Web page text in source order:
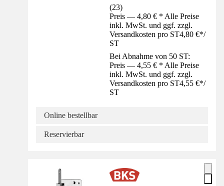
(23)
Preis — 4,80 € * Alle Preise
inkl. MwSt. und ggf. zzgl.
Versandkosten pro ST4,80 €*/
ST
Bei Abnahme von 50 ST:
Preis — 4,55 € * Alle Preise
inkl. MwSt. und ggf. zzgl.
Versandkosten pro ST4,55 €*/
ST
Online bestellbar
Reservierbar